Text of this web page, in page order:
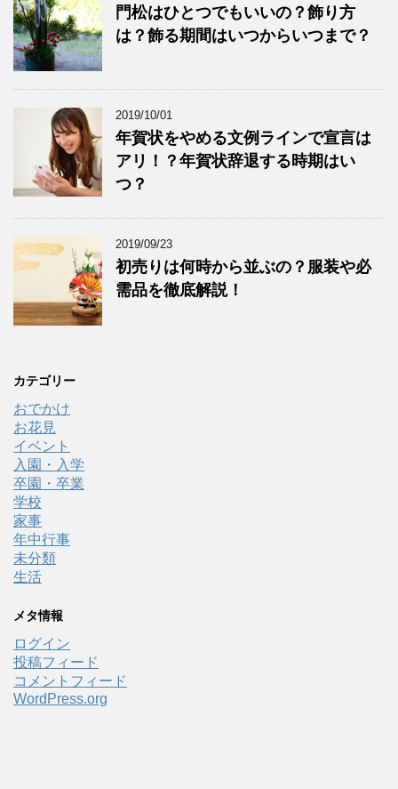
門松はひとつでもいいの？飾り方
は？飾る期間はいつからいつまで？
2019/10/01
年賀状をやめる文例ラインで宣言は
アリ！？年賀状辞退する時期はい
つ？
2019/09/23
初売りは何時から並ぶの？服装や必
需品を徹底解説！
カテゴリー
おでかけ
お花見
イベント
入園・入学
卒園・卒業
学校
家事
年中行事
未分類
生活
メタ情報
ログイン
投稿フィード
コメントフィード
WordPress.org